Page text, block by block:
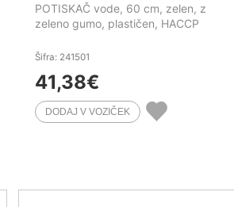
POTISKAČ vode, 60 cm, zelen, z
zeleno gumo, plastičen, HACCP
Šifra: 241501
41,38€